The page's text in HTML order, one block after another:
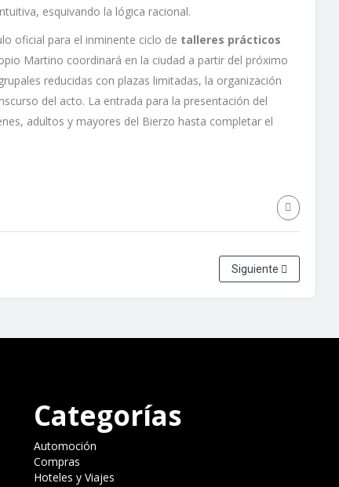
esquivando la lógica racional.
oficial para el inminente ciclo de talleres prácticos
Martino coordinará en la ciudad a partir del próximo
reducidas con plazas limitadas, la organización
del acto. La entrada para la presentación del
adultos y mayores del Bierzo hasta completar el
Siguiente
Categorías
Automoción
Compras
Hoteles y Viajes